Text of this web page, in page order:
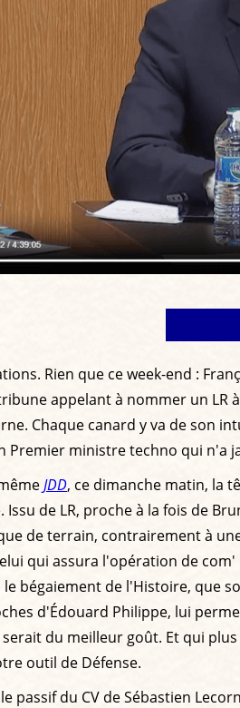
Rien que ce week-end :
appelant à nommer un
Chaque canard y va de son
Premier ministre techno qui n'a
JDD, ce dimanche matin, la
de LR, proche à la fois de
de terrain, contrairement à
qui assura l'opération de
bégaiement de l'Histoire, que
d'Édouard Philippe, lui
du meilleur goût. Et qui
outil de Défense.
passif du CV de Sébastien